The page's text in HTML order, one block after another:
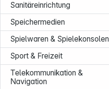
Sanitäreinrichtung
Speichermedien
Spielwaren & Spielekonsolen
Sport & Freizeit
Telekommunikation &
Navigation